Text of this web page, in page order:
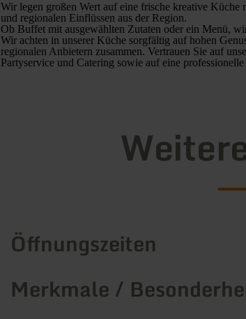
Wir legen großen Wert auf eine frische kreative Küche
und regionalen Einflüssen aus der Region.
Ob Buffet mit ausgewählten Zutaten oder ein Menü,
Wir achten in unserer Küche sorgfältig auf hohen
regionalen Anbietern zusammen. Vertrauen Sie auf
Partyservice und Catering sowie auf eine
Öffnungszeiten
Merkmale /